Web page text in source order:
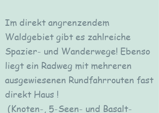
Im direkt angrenzendem
Waldgebiet gibt es zahlreiche
Spazier- und Wanderwege! Ebenso
liegt ein Radweg mit mehreren
ausgewiesenen Rundfahrrouten fast
direkt Haus !
(Knoten-, 5-Seen- und Basalt-